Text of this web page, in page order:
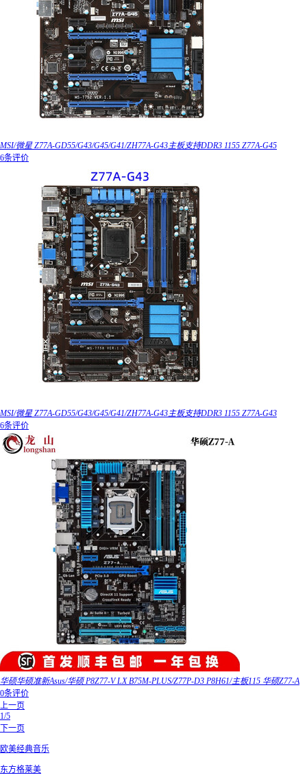
MSI/微星 Z77A-GD55/G43/G45/G41/ZH77A-G43主板支持DDR3 1155 Z77A-G45
6条评价
MSI/微星 Z77A-GD55/G43/G45/G41/ZH77A-G43主板支持DDR3 1155 Z77A-G43
6条评价
华硕华硕准新Asus/华硕 P8Z77-V LX B75M-PLUS/Z77P-D3 P8H61/主板115 华硕Z77-A
0条评价
上一页
1/5
下一页
欧美经典音乐
东方格莱美